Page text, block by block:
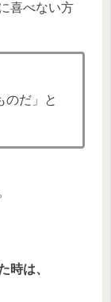
喜べない方
のだ」と
時は、